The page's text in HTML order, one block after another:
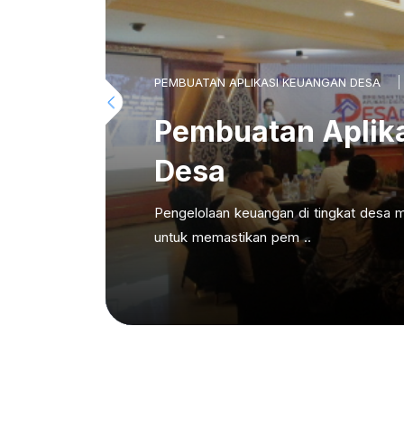
PEMBUATAN APLIKASI KEUANGAN DESA
Pembuatan
Desa
Pengelolaan keuangan di tingkat desa
untuk memastikan pem ..